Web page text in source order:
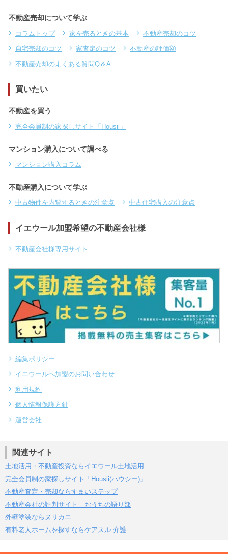
不動産売却について学ぶ
コラムトップ 家を売るときの基本
不動産売却のコツ
自宅売却のコツ
家査定のコツ
不動産の評価額
不動産売却のよくある質問Q＆A
買いたい
不動産を買う
完全会員制の家探しサイト「Housii」
マンション購入について調べる
マンション購入コラム
不動産購入について学ぶ
中古物件を内覧するときの注意点 中古住宅購入の注意点
イエウール加盟希望の不動産会社様
不動産会社様専用サイト
編集ポリシー
イエウールへ加盟のお問い合わせ
利用規約
個人情報保護方針
運営会社
関連サイト
土地活用・不動産投資ならイエウール土地活用
完全会員制の家探しサイト「Housii(ハウシー)」
不動産査定・売却ならすまいステップ
不動産会社の評判サイト｜おうちの語り部
外壁塗装ならヌリカエ
有料老人ホームを探すならケアスル 介護